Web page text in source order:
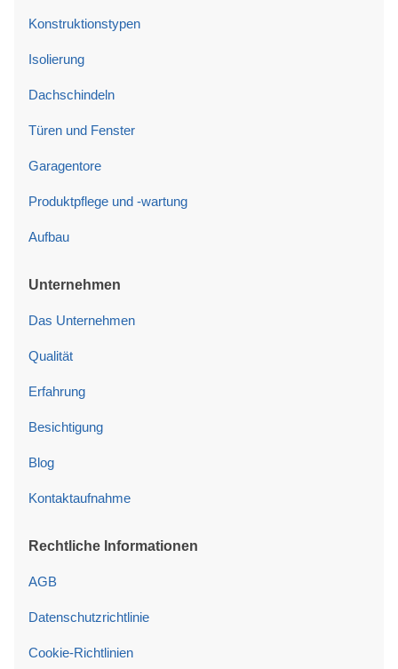
Konstruktionstypen
Isolierung
Dachschindeln
Türen und Fenster
Garagentore
Produktpflege und -wartung
Aufbau
Unternehmen
Das Unternehmen
Qualität
Erfahrung
Besichtigung
Blog
Kontaktaufnahme
Rechtliche Informationen
AGB
Datenschutzrichtlinie
Cookie-Richtlinien